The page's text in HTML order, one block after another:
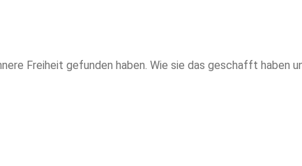
Freiheit gefunden haben. Wie sie das geschafft haben